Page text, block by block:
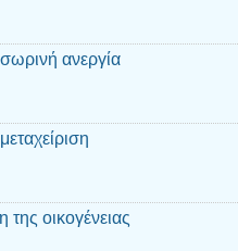
ανεργία
οικογένειας